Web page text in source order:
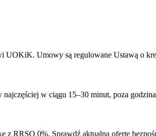
Umowy są regulowane Ustawą o
w ciągu 15–30 minut, poza
RRSO 0%. Sprawdź aktualną ofertę